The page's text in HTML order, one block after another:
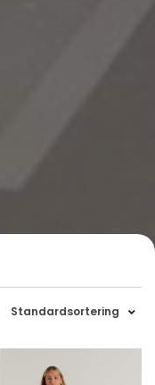
Standardsortering